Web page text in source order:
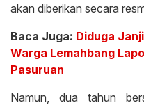
akan diberikan secara
Baca Juga: Diduga
Warga Lemahbang
Pasuruan
Namun, dua tahun